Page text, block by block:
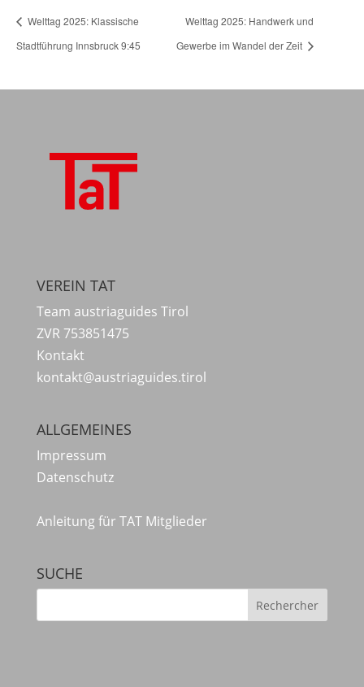
Welttag 2025: Klassische
Stadtführung Innsbruck 9:45
Welttag 2025: Handwerk und
Gewerbe im Wandel der Zeit
VEREIN TAT
Team austriaguides Tirol
ZVR 753851475
Kontakt
kontakt@austriaguides.tirol
ALLGEMEINES
Impressum
Datenschutz
Anleitung für TAT Mitglieder
SUCHE